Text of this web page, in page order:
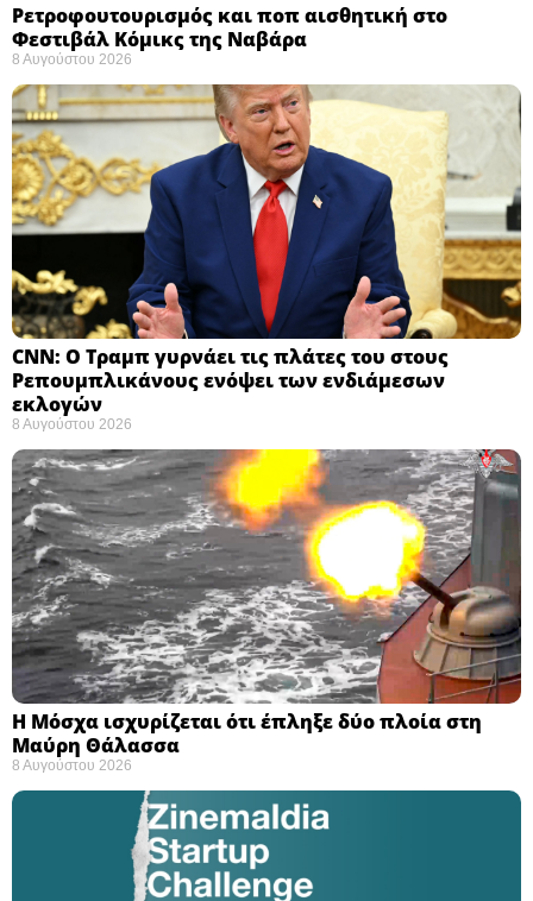
Ρετροφουτουρισμός και ποπ αισθητική στο
Φεστιβάλ Κόμικς της Ναβάρα ​
8 Αυγούστου 2026
CNN: Ο Τραμπ γυρνάει τις πλάτες του στους
Ρεπουμπλικάνους ενόψει των ενδιάμεσων
εκλογών ​
8 Αυγούστου 2026
Η Μόσχα ισχυρίζεται ότι έπληξε δύο πλοία στη
Μαύρη Θάλασσα ​
8 Αυγούστου 2026